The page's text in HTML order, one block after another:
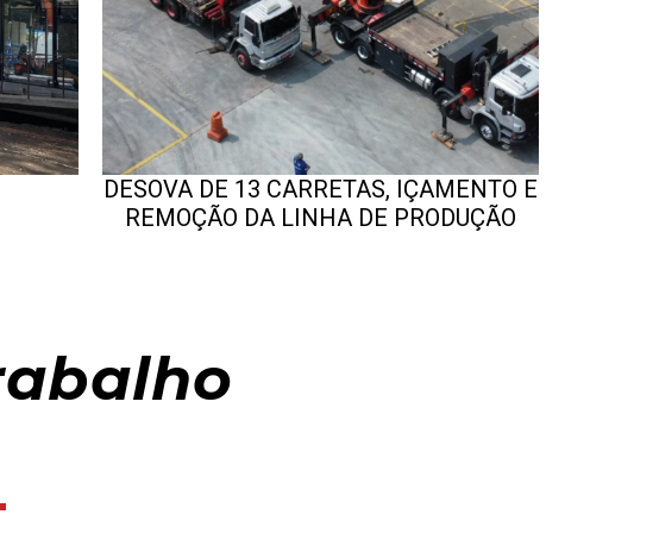
DESOVA DE 13 CARRETAS, IÇAMENTO E
REMOÇÃO DA LINHA DE PRODUÇÃO